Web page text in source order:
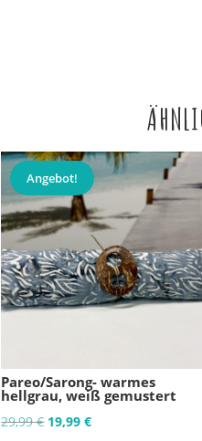
Angebot!
Pareo/Sarong- warmes
hellgrau, weiß gemustert
29,99€ Ursprünglicher
19,99€Aktueller